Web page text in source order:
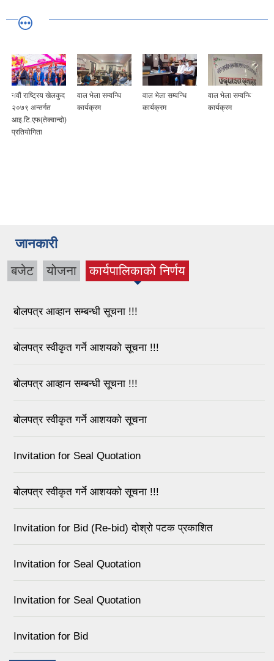
नवौं राष्ट्रिय खेलकुद
२०७९ अन्तर्गत
आइ.टि.एफ(तेक्वान्दो)
प्रतियोगिता
वाल भेला सम्वन्धि
कार्यक्रम
वाल भेला सम्वन्धि
कार्यक्रम
वाल भेला सम्वन्धि
कार्यक्रम
जानकारी
बजेट योजना कार्यपालिकाको निर्णय
(active tab)
बोलपत्र आव्हान सम्बन्धी सूचना !!!
बोलपत्र स्वीकृत गर्ने आशयको सूचना !!!
बोलपत्र आव्हान सम्बन्धी सूचना !!!
बोलपत्र स्वीकृत गर्ने आशयको सूचना
Invitation for Seal Quotation
बोलपत्र स्वीकृत गर्ने आशयको सूचना !!!
Invitation for Bid (Re-bid) दोश्रो पटक प्रकाशित
Invitation for Seal Quotation
Invitation for Seal Quotation
Invitation for Bid